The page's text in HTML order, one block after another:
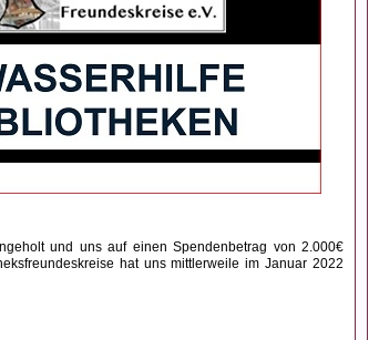
und uns auf einen Spendenbetrag von 2.000€
hat uns mittlerweile im Januar 2022